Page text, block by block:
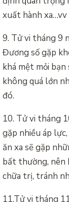
xuất hành xa…vv
9. Tử vi tháng 9
Đương số gặp
khá mệt mỏi
không quá lớn
đó.
10. Tử vi tháng
gặp nhiều áp
ăn xa sẽ gặp
bất thường, nên
chữa trị, tránh
11.Tử vi tháng